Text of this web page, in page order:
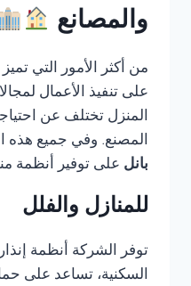
والمصانع
من أكثر الأمور التي
على تنفيذ الأعمال
المنزل تختلف عن
المصنع. وفي جميع هذه
بانل على توفير أنظمة
للمنازل والفلل
توفر الشركة أنظمة
السكنية، تساعد على